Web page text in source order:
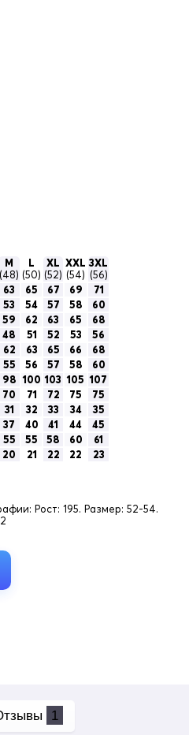
M
(48)
L
(50)
XL
(52)
XXL
(54)
3XL
(56)
63 65 67 69
71
53 54 57 58
60
59 62 63 65
68
48 51 52 53
56
62 63 65 66
68
55 56 57 58
60
98 100 103 105 107
70 71 72 75
75
31 32 33 34
35
37 40 41 44
45
55 55 58 60
61
20 21 22 22 23
Рост: 195. Размер: 52-54.
1